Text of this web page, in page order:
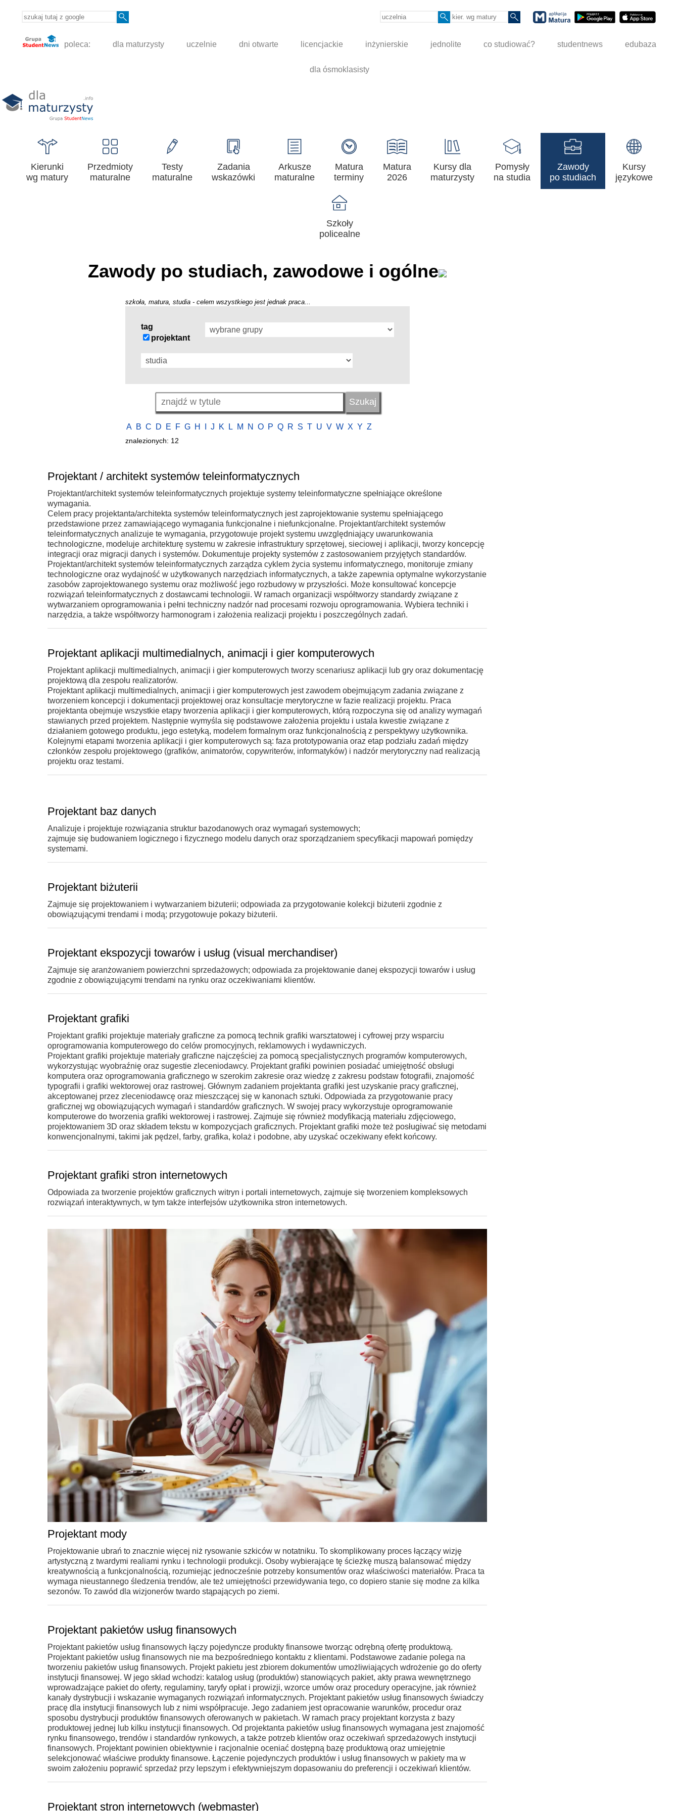
poleca: dla maturzysty uczelnie dni otwarte licencjackie inżynierskie jednolite co studiować? studentnews edubaza
dla ósmoklasisty
Kierunki
wg matury
Przedmioty
maturalne
Testy
maturalne
Zadania
wskazówki
Arkusze
maturalne
Matura
terminy
Matura
2026
Kursy dla
maturzysty
Pomysły
na studia
Zawody
po studiach
Kursy
językowe
Szkoły
policealne
Zawody po studiach, zawodowe i ogólne
szkoła, matura, studia - celem wszystkiego jest jednak praca...
tag
projektant
A B C D E F G H J K L M N O P Q R S T U V W X Y Z
znalezionych: 12
Projektant / architekt systemów teleinformatycznych
Projektant/architekt systemów teleinformatycznych projektuje systemy teleinformatyczne spełniające określone
wymagania.
Celem pracy projektanta/architekta systemów teleinformatycznych jest zaprojektowanie systemu spełniającego
przedstawione przez zamawiającego wymagania funkcjonalne i niefunkcjonalne. Projektant/architekt systemów
teleinformatycznych analizuje te wymagania, przygotowuje projekt systemu uwzględniający uwarunkowania
technologiczne, modeluje architekturę systemu w zakresie infrastruktury sprzętowej, sieciowej i aplikacji, tworzy koncepcję
integracji oraz migracji danych i systemów. Dokumentuje projekty systemów z zastosowaniem przyjętych standardów.
Projektant/architekt systemów teleinformatycznych zarządza cyklem życia systemu informatycznego, monitoruje zmiany
technologiczne oraz wydajność w użytkowanych narzędziach informatycznych, a także zapewnia optymalne wykorzystanie
zasobów zaprojektowanego systemu oraz możliwość jego rozbudowy w przyszłości. Może konsultować koncepcje
rozwiązań teleinformatycznych z dostawcami technologii. W ramach organizacji współtworzy standardy związane z
wytwarzaniem oprogramowania i pełni techniczny nadzór nad procesami rozwoju oprogramowania. Wybiera techniki i
narzędzia, a także współtworzy harmonogram i założenia realizacji projektu i poszczególnych zadań.
Projektant aplikacji multimedialnych, animacji i gier komputerowych
Projektant aplikacji multimedialnych, animacji i gier komputerowych tworzy scenariusz aplikacji lub gry oraz dokumentację
projektową dla zespołu realizatorów.
Projektant aplikacji multimedialnych, animacji i gier komputerowych jest zawodem obejmującym zadania związane z
tworzeniem koncepcji i dokumentacji projektowej oraz konsultacje merytoryczne w fazie realizacji projektu. Praca
projektanta obejmuje wszystkie etapy tworzenia aplikacji i gier komputerowych, którą rozpoczyna się od analizy wymagań
stawianych przed projektem. Następnie wymyśla się podstawowe założenia projektu i ustala kwestie związane z
działaniem gotowego produktu, jego estetyką, modelem formalnym oraz funkcjonalnością z perspektywy użytkownika.
Kolejnymi etapami tworzenia aplikacji i gier komputerowych są: faza prototypowania oraz etap podziału zadań między
członków zespołu projektowego (grafików, animatorów, copywriterów, informatyków) i nadzór merytoryczny nad realizacją
projektu oraz testami.
Projektant baz danych
Analizuje i projektuje rozwiązania struktur bazodanowych oraz wymagań systemowych;
zajmuje się budowaniem logicznego i fizycznego modelu danych oraz sporządzaniem specyfikacji mapowań pomiędzy
systemami.
Projektant biżuterii
Zajmuje się projektowaniem i wytwarzaniem biżuterii; odpowiada za przygotowanie kolekcji biżuterii zgodnie z
obowiązującymi trendami i modą; przygotowuje pokazy biżuterii.
Projektant ekspozycji towarów i usług (visual merchandiser)
Zajmuje się aranżowaniem powierzchni sprzedażowych; odpowiada za projektowanie danej ekspozycji towarów i usług
zgodnie z obowiązującymi trendami na rynku oraz oczekiwaniami klientów.
Projektant grafiki
Projektant grafiki projektuje materiały graficzne za pomocą technik grafiki warsztatowej i cyfrowej przy wsparciu
oprogramowania komputerowego do celów promocyjnych, reklamowych i wydawniczych.
Projektant grafiki projektuje materiały graficzne najczęściej za pomocą specjalistycznych programów komputerowych,
wykorzystując wyobraźnię oraz sugestie zleceniodawcy. Projektant grafiki powinien posiadać umiejętność obsługi
komputera oraz oprogramowania graficznego w szerokim zakresie oraz wiedzę z zakresu podstaw fotografii, znajomość
typografii i grafiki wektorowej oraz rastrowej. Głównym zadaniem projektanta grafiki jest uzyskanie pracy graficznej,
akceptowanej przez zleceniodawcę oraz mieszczącej się w kanonach sztuki. Odpowiada za przygotowanie pracy
graficznej wg obowiązujących wymagań i standardów graficznych. W swojej pracy wykorzystuje oprogramowanie
komputerowe do tworzenia grafiki wektorowej i rastrowej. Zajmuje się również modyfikacją materiału zdjęciowego,
projektowaniem 3D oraz składem tekstu w kompozycjach graficznych. Projektant grafiki może też posługiwać się metodami
konwencjonalnymi, takimi jak pędzel, farby, grafika, kolaż i podobne, aby uzyskać oczekiwany efekt końcowy.
Projektant grafiki stron internetowych
Odpowiada za tworzenie projektów graficznych witryn i portali internetowych, zajmuje się tworzeniem kompleksowych
rozwiązań interaktywnych, w tym także interfejsów użytkownika stron internetowych.
Projektant mody
Projektowanie ubrań to znacznie więcej niż rysowanie szkiców w notatniku. To skomplikowany proces łączący wizję
artystyczną z twardymi realiami rynku i technologii produkcji. Osoby wybierające tę ścieżkę muszą balansować między
kreatywnością a funkcjonalnością, rozumiejąc jednocześnie potrzeby konsumentów oraz właściwości materiałów. Praca ta
wymaga nieustannego śledzenia trendów, ale też umiejętności przewidywania tego, co dopiero stanie się modne za kilka
sezonów. To zawód dla wizjonerów twardo stąpających po ziemi.
Projektant pakietów usług finansowych
Projektant pakietów usług finansowych łączy pojedyncze produkty finansowe tworząc odrębną ofertę produktową.
Projektant pakietów usług finansowych nie ma bezpośredniego kontaktu z klientami. Podstawowe zadanie polega na
tworzeniu pakietów usług finansowych. Projekt pakietu jest zbiorem dokumentów umożliwiających wdrożenie go do oferty
instytucji finansowej. W jego skład wchodzi: katalog usług (produktów) stanowiących pakiet, akty prawa wewnętrznego
wprowadzające pakiet do oferty, regulaminy, taryfy opłat i prowizji, wzorce umów oraz procedury operacyjne, jak również
kanały dystrybucji i wskazanie wymaganych rozwiązań informatycznych. Projektant pakietów usług finansowych świadczy
pracę dla instytucji finansowych lub z nimi współpracuje. Jego zadaniem jest opracowanie warunków, procedur oraz
sposobu dystrybucji produktów finansowych oferowanych w pakietach. W ramach pracy projektant korzysta z bazy
produktowej jednej lub kilku instytucji finansowych. Od projektanta pakietów usług finansowych wymagana jest znajomość
rynku finansowego, trendów i standardów rynkowych, a także potrzeb klientów oraz oczekiwań sprzedażowych instytucji
finansowych. Projektant powinien obiektywnie i racjonalnie oceniać dostępną bazę produktową oraz umiejętnie
selekcjonować właściwe produkty finansowe. Łączenie pojedynczych produktów i usług finansowych w pakiety ma w
swoim założeniu poprawić sprzedaż przy lepszym i efektywniejszym dopasowaniu do preferencji i oczekiwań klientów.
Projektant stron internetowych (webmaster)